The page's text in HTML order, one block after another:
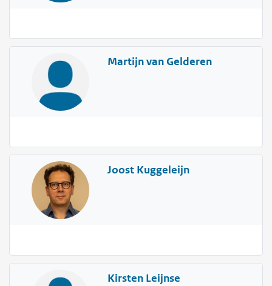
Martijn van Gelderen
Joost Kuggeleijn
Kirsten Leijnse